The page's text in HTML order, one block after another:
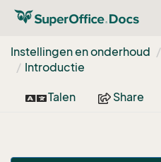
Instellingen en onderhoud
Introductie
Talen Share